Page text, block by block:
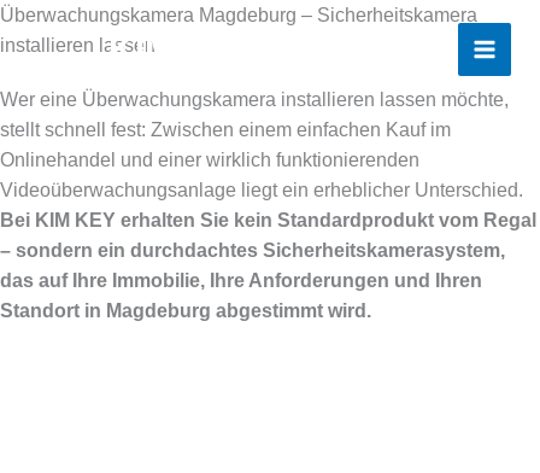
Zum
Inhalt
KIM KEY
Überwachungskamera Magdeburg – Sicherheitskamera
installieren lassen
Wer eine Überwachungskamera installieren lassen möchte,
stellt schnell fest: Zwischen einem einfachen Kauf im
Onlinehandel und einer wirklich funktionierenden
Videoüberwachungsanlage liegt ein erheblicher Unterschied.
Bei KIM KEY erhalten Sie kein Standardprodukt vom Regal
– sondern ein durchdachtes Sicherheitskamerasystem,
das auf Ihre Immobilie, Ihre Anforderungen und Ihren
Standort in Magdeburg abgestimmt wird.